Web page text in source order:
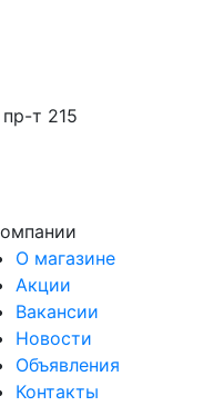
т 215
О магазине
Акции
Вакансии
Новости
Объявления
Контакты